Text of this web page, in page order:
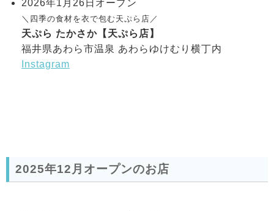
2026年1月26日オープン
＼四季の食材を衣で包む天ぷら店／
天ぷら たかさか【天ぷら店】
福井県あわら市温泉 あわらゆけむり横丁内
Instagram
2025年12月オープンのお店